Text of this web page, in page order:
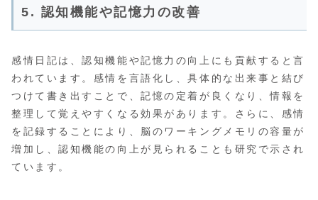
5. 認知機能や記憶力の改善
感情日記は、認知機能や記憶力の向上にも貢献すると言
われています。感情を言語化し、具体的な出来事と結び
つけて書き出すことで、記憶の定着が良くなり、情報を
整理して覚えやすくなる効果があります。さらに、感情
を記録することにより、脳のワーキングメモリの容量が
増加し、認知機能の向上が見られることも研究で示され
ています。